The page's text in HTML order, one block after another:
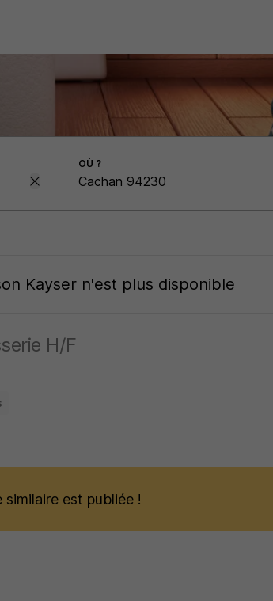
OÙ ?
Kayser n'est plus disponible
H/F
est publiée !